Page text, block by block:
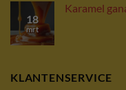
18
mrt
Karamel
KLANTENSERVICE